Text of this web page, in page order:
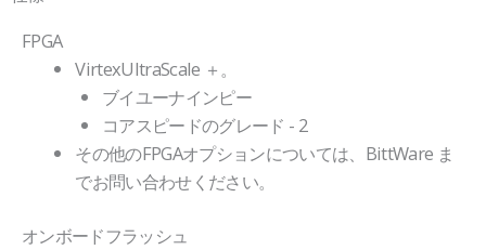
FPGA
VirtexUltraScale ＋。
ブイユーナインピー
コアスピードのグレード - 2
その他のFPGAオプションについては、BittWare ま
でお問い合わせください。
オンボードフラッシュ